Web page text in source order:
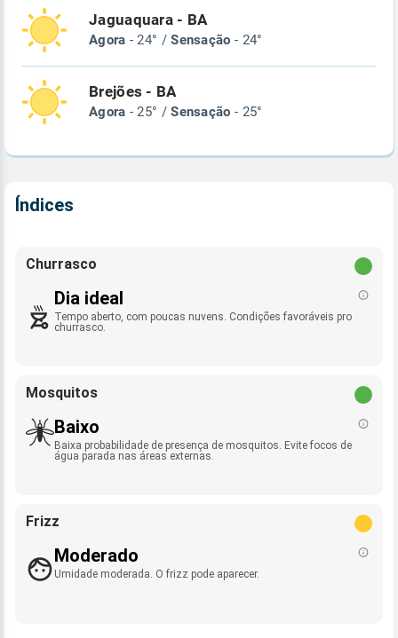
Jaguaquara - BA
Agora - 24° /Sensação - 24°
Brejões - BA
Agora - 25° /Sensação - 25°
Índices
Churrasco
Dia ideal
Tempo aberto, com poucas nuvens. Condições favoráveis pro
churrasco.
Mosquitos
Baixo
Baixa probabilidade de presença de mosquitos. Evite focos de
água parada nas áreas externas.
Frizz
Moderado
Umidade moderada. O frizz pode aparecer.